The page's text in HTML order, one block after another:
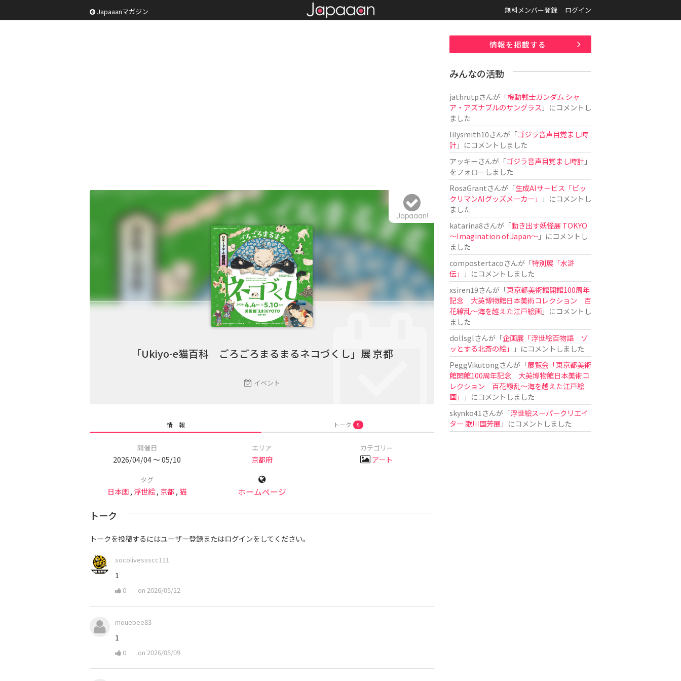
Japaaanマガジン 無料メンバー登録 ログイン
「Ukiyo-e猫百科 ごろごろまるまるネコづくし」展 京都
イベント
Japaaan!
情 報 トーク 5
開催日
2026/04/04 〜 05/10
エリア
京都府
カテゴリー
アート
タグ
日本画, 浮世絵, 京都 , 猫 ホームページ
トーク
トークを投稿するにはユーザー登録またはログインをしてください。
socolivessscc111
1
0 on 2026/05/12
mouebee83
1
0 on 2026/05/09
情報を掲載する
みんなの活動
jathrutpさんが「機動戦士ガンダム シャ
ア・アズナブルのサングラス 」にコメントし
ました
lilysmith10さんが「ゴジラ音声目覚まし時
計」にコメントしました
アッキーさんが「ゴジラ音声目覚まし時計」
をフォローしました
RosaGrantさんが「生成AIサービス「ビッ
クリマンAIグッズメーカー」
」にコメントし
ました
katarina8さんが「動き出す妖怪展 TOKYO
〜Imagination of Japan〜」にコメントし
ました
compostertacoさんが「特別展「水滸
伝」
」にコメントしました
xsiren19さんが「東京都美術館開館100周年
記念 大英博物館日本美術コレクション 百
花繚乱～海を越えた江戸絵画」にコメントし
ました
dollsglさんが「企画展「浮世絵百物語 ゾ
ッとする北斎の絵」
」にコメントしました
PeggVikutongさんが「展覧会「東京都美術
館開館100周年記念 大英博物館日本美術コ
レクション 百花繚乱〜海を越えた江戸絵
画」
」にコメントしました
skynko41 さんが「浮世絵スーパークリエイ
ター 歌川国芳展 」にコメントしました